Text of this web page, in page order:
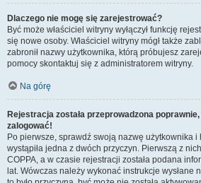
Dlaczego nie mogę się zarejestrować?
Być może właściciel witryny wyłączył funkcję
się nowe osoby. Właściciel witryny mógł także
zabronił nazwy użytkownika, którą próbujesz
pomocy skontaktuj się z administratorem witryny.
Na górę
Rejestracja została przeprowadzona
zalogować!
Po pierwsze, sprawdź swoją nazwę użytkownika i
wystąpiła jedna z dwóch przyczyn. Pierwszą z
COPPA, a w czasie rejestracji została podana
lat. Wówczas należy wykonać instrukcje wysłane